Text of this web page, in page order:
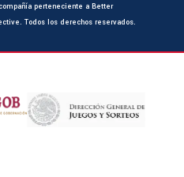
perteneciente a Better
Todos los derechos reservados.